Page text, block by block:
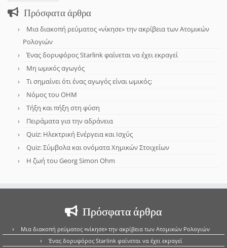
Πρόσφατα άρθρα
Μια διακοπή ρεύματος «νίκησε» την ακρίβεια των Ατομικών
Ρολογιών
Ένας δορυφόρος Starlink φαίνεται να έχει εκραγεί
Μη ωμικός αγωγός
Τι σημαίνει ότι ένας αγωγός είναι ωμικός;
Νόμος του OHM
Τήξη και πήξη στη φύση
Πειράματα για την αδράνεια
Quiz: Ηλεκτρική Ενέργεια και Ισχύς
Quiz: Σύμβολα και ονόματα Χημικών Στοιχείων
Η ζωή του Georg Simon Ohm
Πρόσφατα άρθρα
Μια διακοπή ρεύματος «νίκησε» την ακρίβεια των Ατομικών Ρολογιών
Ένας δορυφόρος Starlink φαίνεται να έχει εκραγεί